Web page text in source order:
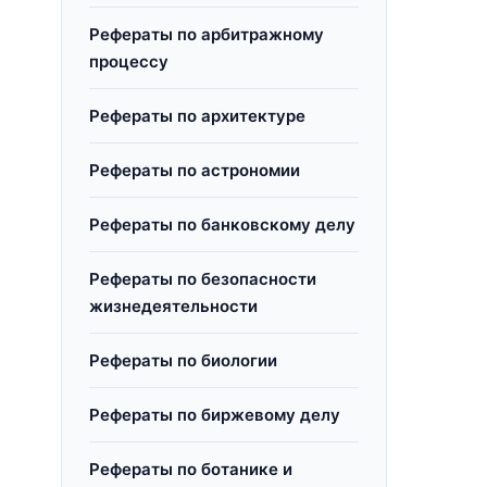
Рефераты по арбитражному
процессу
Рефераты по архитектуре
Рефераты по астрономии
Рефераты по банковскому делу
Рефераты по безопасности
жизнедеятельности
Рефераты по биологии
Рефераты по биржевому делу
Рефераты по ботанике и